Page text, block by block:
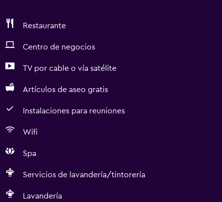
Restaurante
Centro de negocios
TV por cable o vía satélite
Artículos de aseo gratis
Instalaciones para reuniones
Wifi
Spa
Servicios de lavandería/tintorería
Lavandería